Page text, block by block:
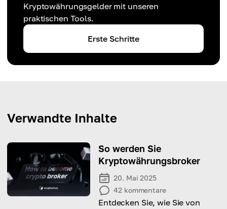
Kryptowährungsgelder mit unseren
praktischen Tools.
Erste Schritte
Verwandte Inhalte
So werden Sie
Kryptowährungsbroker
20. Mai 2025
42 kommentare
Entdecken Sie, wie Sie von